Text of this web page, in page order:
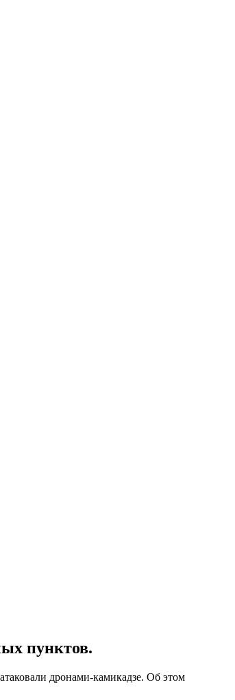
пунктов.
дронами-камикадзе. Об этом